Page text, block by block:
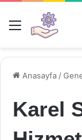
Menü
Anasayfa /
Karel